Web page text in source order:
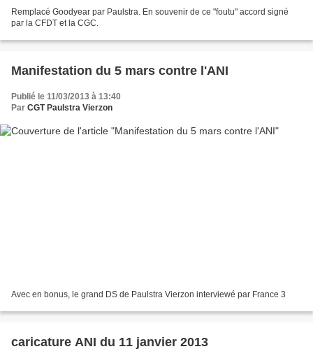
Remplacé Goodyear par Paulstra. En souvenir de ce "foutu" accord signé
par la CFDT et la CGC.
Manifestation du 5 mars contre l'ANI
Publié le 11/03/2013 à 13:40
Par CGT Paulstra Vierzon
Avec en bonus, le grand DS de Paulstra Vierzon interviewé par France 3
caricature ANI du 11 janvier 2013